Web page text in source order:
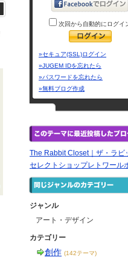
次回から自動的にログイ
»セキュア(SSL)ログイン
»JUGEM IDを忘れたら
»パスワードを忘れたら
»無料ブログ作成
The Rabbit Closet｜ザ・ラビ
セレクトショップレトワール
ジャンル
アート・デザイン
カテゴリー
創作 (142テーマ)